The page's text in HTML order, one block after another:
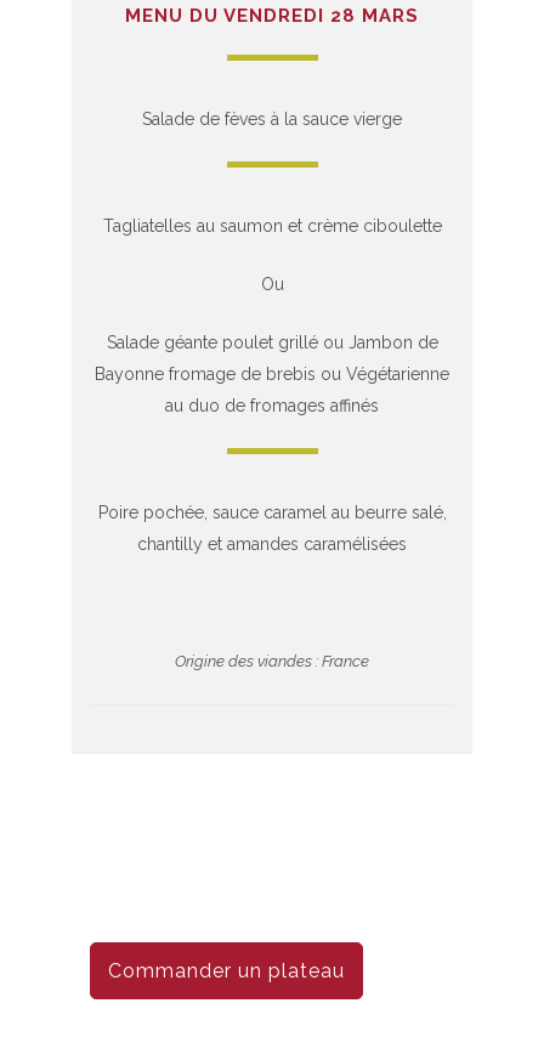
MENU DU VENDREDI 28 MARS
Salade de fèves à la sauce vierge
Tagliatelles au saumon et crème ciboulette
Ou
Salade géante poulet grillé ou Jambon de
Bayonne fromage de brebis ou Végétarienne
au duo de fromages affinés
Poire pochée, sauce caramel au beurre salé,
chantilly et amandes caramélisées
Origine des viandes : France
Commander un plateau